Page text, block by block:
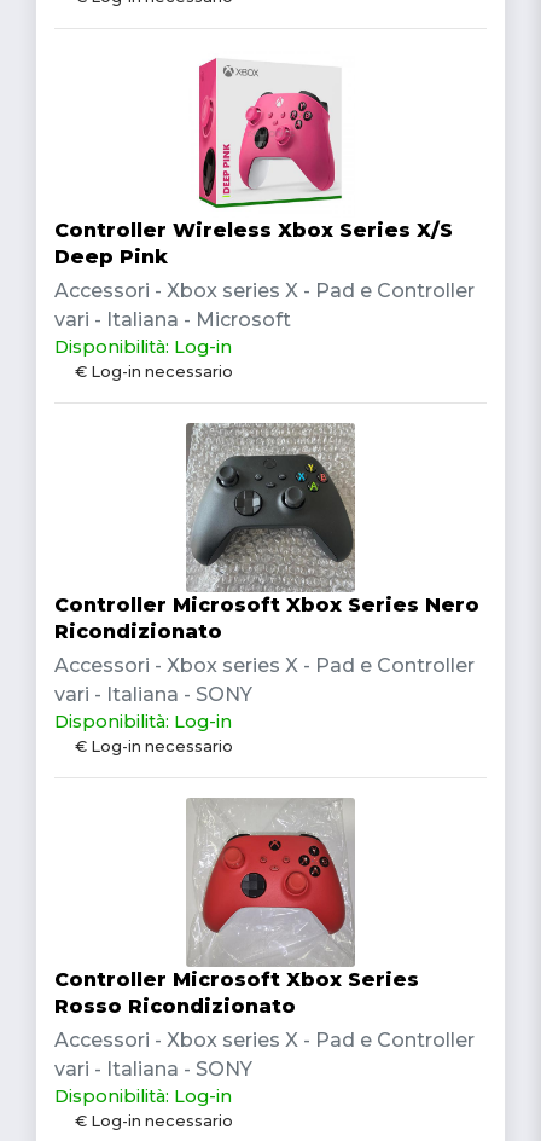
Controller Wireless Xbox Series X/S
Deep Pink
Accessori - Xbox series X - Pad e Controller
vari - Italiana - Microsoft
Disponibilità: Log-in
€ Log-in necessario
Controller Microsoft Xbox Series Nero
Ricondizionato
Accessori - Xbox series X - Pad e Controller
vari - Italiana - SONY
Disponibilità: Log-in
€ Log-in necessario
Controller Microsoft Xbox Series
Rosso Ricondizionato
Accessori - Xbox series X - Pad e Controller
vari - Italiana - SONY
Disponibilità: Log-in
€ Log-in necessario